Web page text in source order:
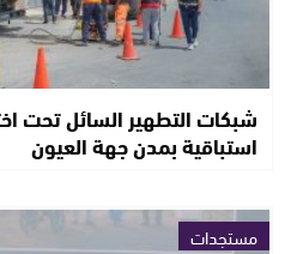
شبكات التطهير السائل تحت
استباقية بمدن جهة العيون
مستجدات